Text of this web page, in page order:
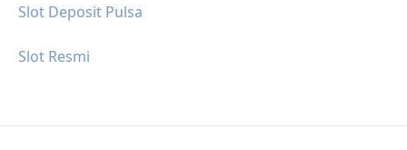
Slot Deposit Pulsa
Slot Resmi